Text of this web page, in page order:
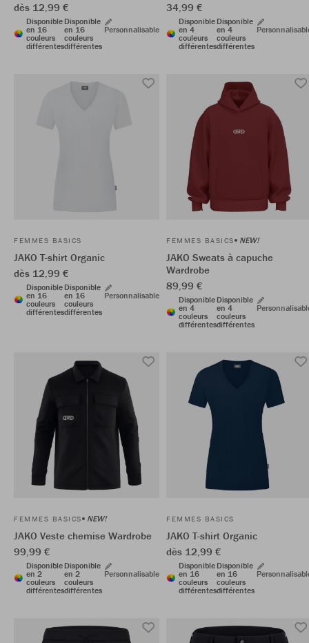
dès 12,99 €
Disponible
en 16
couleurs
différentes
Disponible
en 16
couleurs
différentes
Personnalisable
34,99 €
Disponible
en 4
couleurs
différentes
Disponible
en 4
couleurs
différentes
FEMMES BASICS
JAKO T-shirt Organic
dès 12,99 €
Disponible
en 16
couleurs
différentes
Disponible
en 16
couleurs
différentes
Personnalisable
FEMMES BASICS NEW!
JAKO Sweats à capuche
Wardrobe
89,99 €
Disponible
en 4
couleurs
différentes
Disponible
en 4
couleurs
différentes
FEMMES BASICS NEW!
JAKO Veste chemise Wardrobe
99,99 €
Disponible
en 2
couleurs
différentes
Disponible
en 2
couleurs
différentes
Personnalisable
FEMMES BASICS
JAKO T-shirt Organic
dès 12,99 €
Disponible
en 16
couleurs
différentes
Disponible
en 16
couleurs
différentes